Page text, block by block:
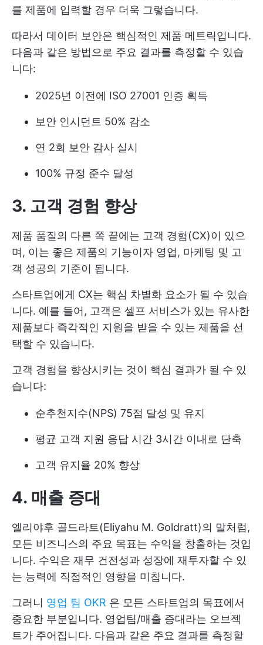
를 제품에 입력할 경우 더욱 그렇습니다.
따라서 데이터 보안은 핵심적인 제품 메트릭입니다.
다음과 같은 방법으로 주요 결과를 측정할 수 있습
니다:
2025년 이전에 ISO 27001 인증 획득
보안 인시던트 50% 감소
연 2회 보안 감사 실시
100% 규정 준수 달성
3. 고객 경험 향상
제품 품질의 다른 쪽 끝에는 고객 경험(CX)이 있으
며, 이는 좋은 제품의 기능이자 영업, 마케팅 및 고
객 성공의 기준이 됩니다.
스타트업에게 CX는 핵심 차별화 요소가 될 수 있습
니다. 예를 들어, 고객은 셀프 서비스가 있는 유사한
제품보다 즉각적인 지원을 받을 수 있는 제품을 선
택할 수 있습니다.
고객 경험을 향상시키는 것이 핵심 결과가 될 수 있
습니다:
순추천지수(NPS) 75점 달성 및 유지
평균 고객 지원 응답 시간 3시간 이내로 단축
고객 유지율 20% 향상
4. 매출 증대
엘리야후 골드라트(Eliyahu M. Goldratt)의 말처럼,
모든 비즈니스의 주요 목표는 수익을 창출하는 것입
니다. 수익은 재무 건전성과 성장에 재투자할 수 있
는 능력에 직접적인 영향을 미칩니다.
그러니 영업 팀 OKR 은 모든 스타트업의 목표에서
중요한 부분입니다. 영업팀/매출 증대라는 오브젝
트가 주어집니다. 다음과 같은 주요 결과를 측정할